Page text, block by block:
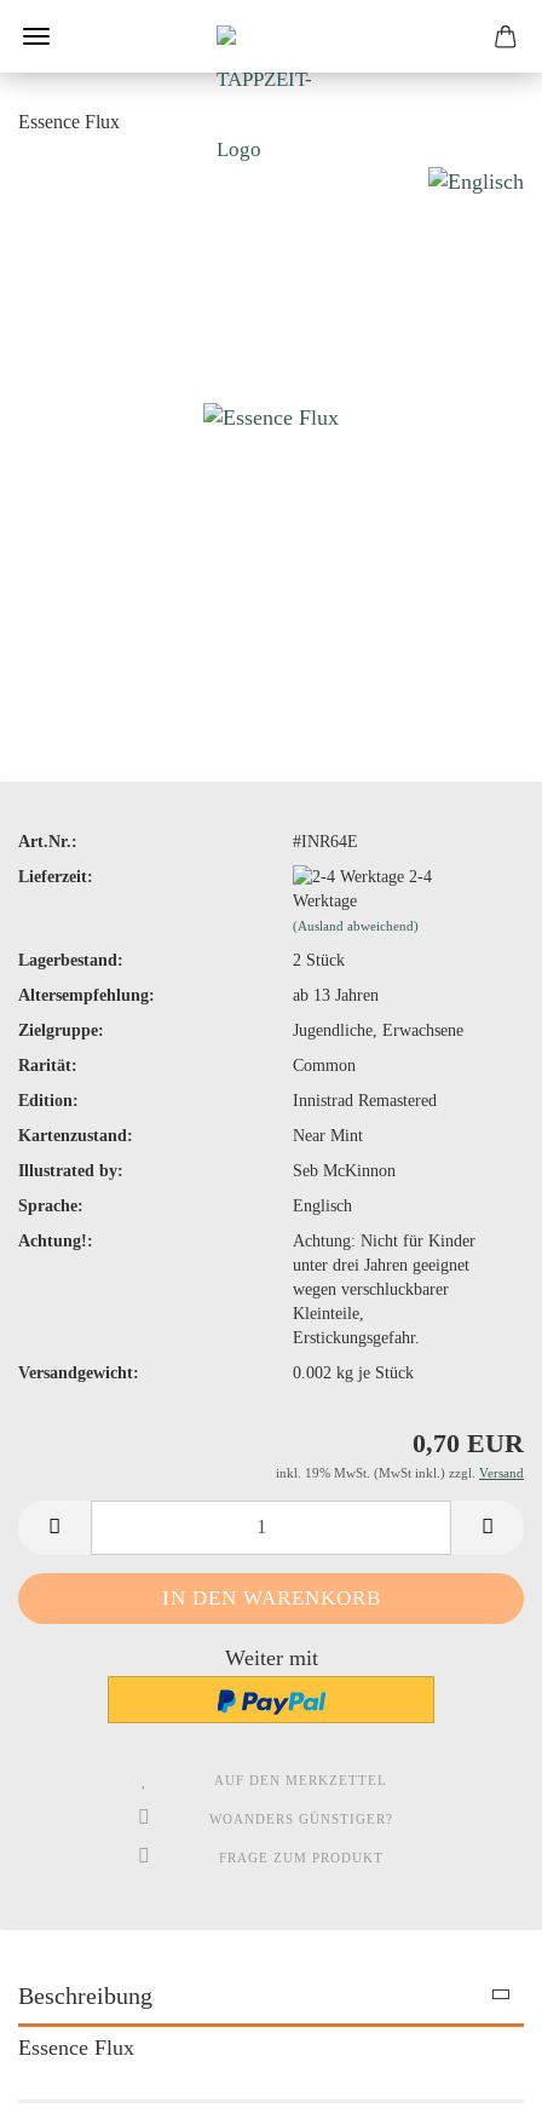
Essence Flux
Art.Nr.:
#INR64E
Lieferzeit:
2-4
Werktage
(Ausland abweichend)
Lagerbestand: 2 Stück
Altersempfehlung:
ab 13 Jahren
Zielgruppe:
Jugendliche, Erwachsene
Rarität:
Common
Edition:
Innistrad Remastered
Kartenzustand:
Near Mint
Illustrated by:
Seb McKinnon
Sprache:
Englisch
Achtung!:
Achtung: Nicht für Kinder
unter drei Jahren geeignet
wegen verschluckbarer
Kleinteile,
Erstickungsgefahr.
Versandgewicht:
0.002kg je Stück
0,70 EUR
inkl. 19% MwSt. (MwSt inkl.) zzgl. Versand
Weiter mit
AUF DEN MERKZETTEL
WOANDERS GÜNSTIGER?
FRAGE ZUM PRODUKT
Beschreibung
Essence Flux